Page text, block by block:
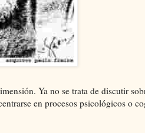
Ya no se trata de discutir
en procesos psicológicos o